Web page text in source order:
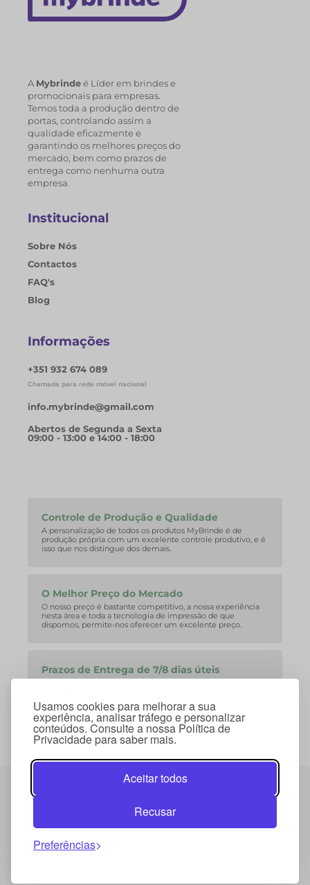
Usamos cookies para melhorar a sua
experiência, analisar tráfego e personalizar
conteúdos. Consulte a nossa Política de
Privacidade para saber mais.
Aceitar todos
Recusar
Preferências
A Mybrindeé Líder em brindes e
promocionais para empresas.
Temos toda a produção dentro de
portas, controlando assim a
qualidade eficazmente e
garantindo os melhores preços do
mercado, bem como prazos de
entrega como nenhuma outra
empresa.
Institucional
Sobre Nós
Contactos
FAQ's
Blog
Informações
+351 932 674 089
Chamada para rede móvel nacional
info.mybrinde@gmail.com
Abertos de Segunda a Sexta
09:00 - 13:00 e 14:00 - 18:00
Controle de Produção e Qualidade
A personalização de todos os produtos MyBrinde é de
produção própria com um excelente controle produtivo, e é
isso que nos distingue dos demais.
O Melhor Preço do Mercado
O nosso preço é bastante competitivo, a nossa experiência
nesta área e toda a tecnologia de impressão de que
dispomos, permite-nos oferecer um excelente preço.
Prazos de Entrega de 7/8 dias úteis
© 2026 Copyright Mybrinde . Todos os direitos
Política de Cookies